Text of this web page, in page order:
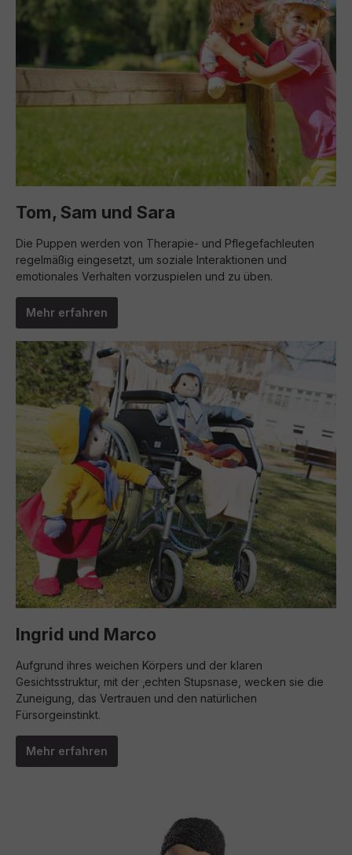
Tom, Sam und Sara
Die Puppen werden von Therapie- und Pflegefachleuten
regelmäßig eingesetzt, um soziale Interaktionen und
emotionales Verhalten vorzuspielen und zu üben.
Mehr erfahren
Ingrid und Marco
Aufgrund ihres weichen Körpers und der klaren
Gesichtsstruktur, mit der ‚echten Stupsnase, wecken sie die
Zuneigung, das Vertrauen und den natürlichen
Fürsorgeinstinkt.
Mehr erfahren